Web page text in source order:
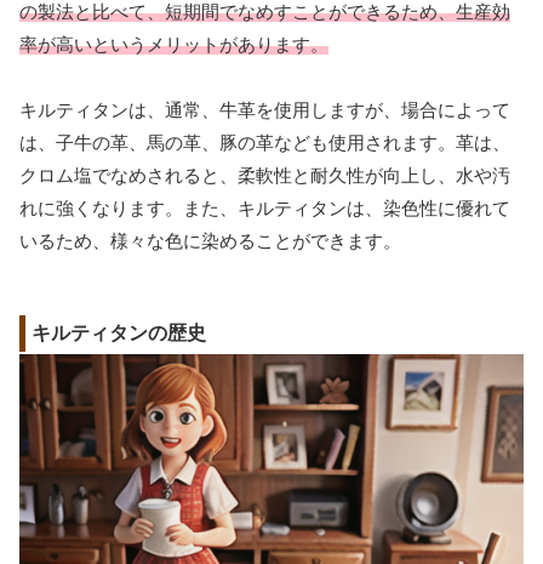
の製法と比べて、短期間でなめすことができるため、生産効
率が高いというメリットがあります。
キルティタンは、通常、牛革を使用しますが、場合によって
は、子牛の革、馬の革、豚の革なども使用されます。革は、
クロム塩でなめされると、柔軟性と耐久性が向上し、水や汚
れに強くなります。また、キルティタンは、染色性に優れて
いるため、様々な色に染めることができます。
キルティタンの歴史